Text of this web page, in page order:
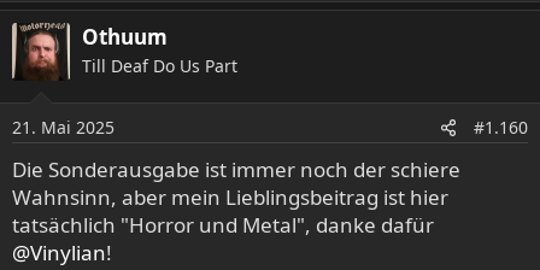
a
k
t
i
o
n
e
n
:
Othuum
Till Deaf Do Us Part
21. Mai 2025 #1.160
Die Sonderausgabe ist immer noch der schiere
Wahnsinn, aber mein Lieblingsbeitrag ist hier
tatsächlich "Horror und Metal", danke dafür
@Vinylian!